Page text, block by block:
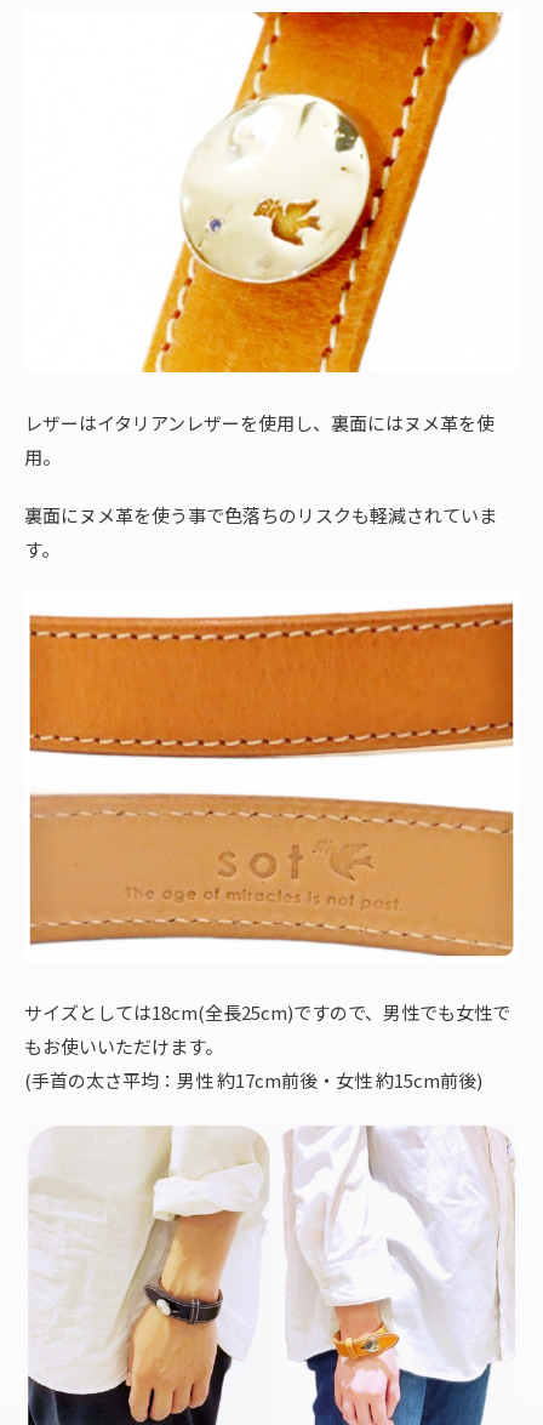
レザーはイタリアンレザーを使用し、裏面にはヌメ革を使
用。
裏面にヌメ革を使う事で色落ちのリスクも軽減されていま
す。
サイズとしては18cm(全長25cm)ですので、男性でも女性で
もお使いいただけます。
(手首の太さ平均：男性 約17cm前後・女性 約15cm前後)